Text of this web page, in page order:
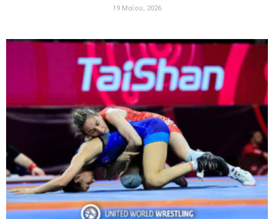
19 Μαΐου, 2026